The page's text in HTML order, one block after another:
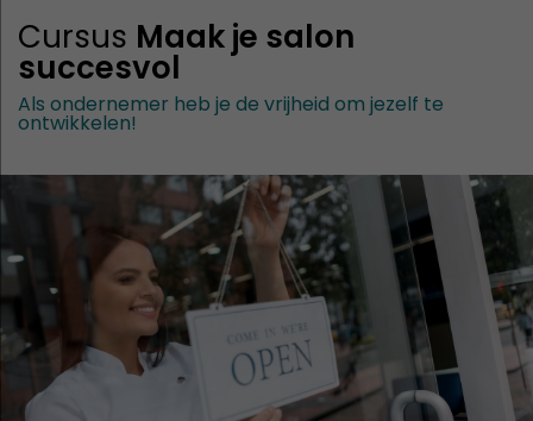
Cursus Maak je salon
succesvol
Als ondernemer heb je de vrijheid om jezelf te
ontwikkelen!